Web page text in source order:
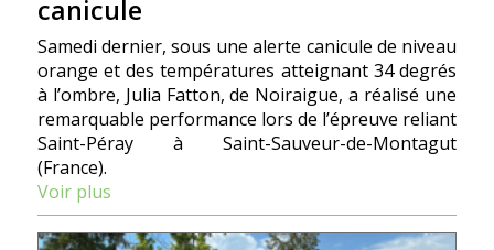
canicule
Samedi dernier, sous une alerte canicule de niveau
orange et des températures atteignant 34 degrés
à l’ombre, Julia Fatton, de Noiraigue, a réalisé une
remarquable performance lors de l’épreuve reliant
Saint-Péray à Saint-Sauveur-de-Montagut
(France).
Voir plus